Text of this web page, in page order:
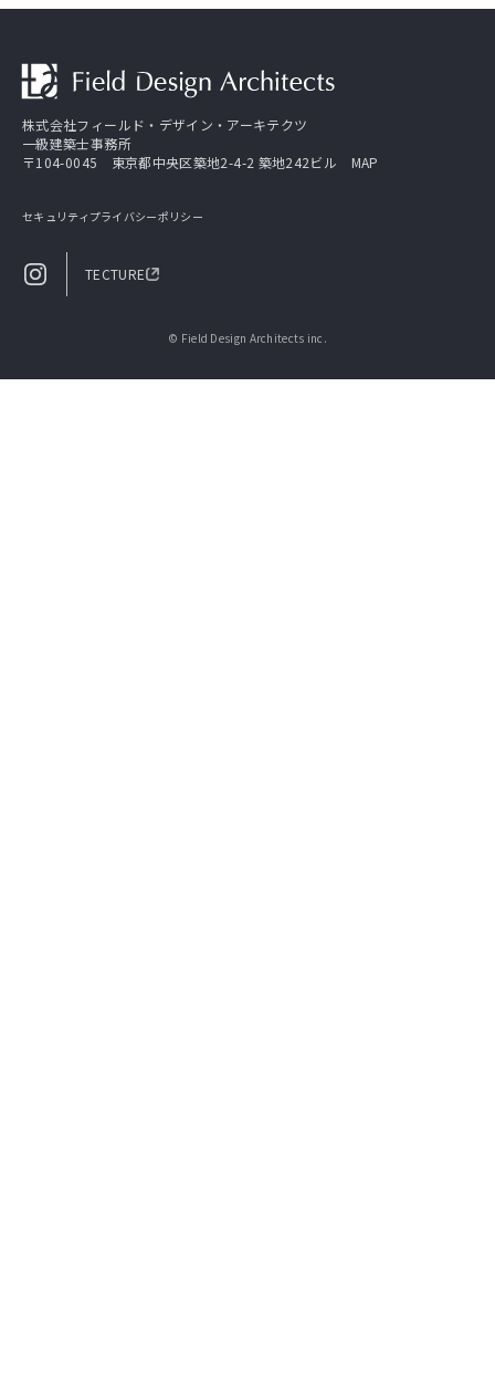
株式会社フィールド・デザイン・アーキテクツ
一級建築士事務所
〒104-0045 東京都中央区築地2-4-2 築地242ビル MAP
セキュリティ プライバシーポリシー
TECTURE
© Field Design Architects inc.